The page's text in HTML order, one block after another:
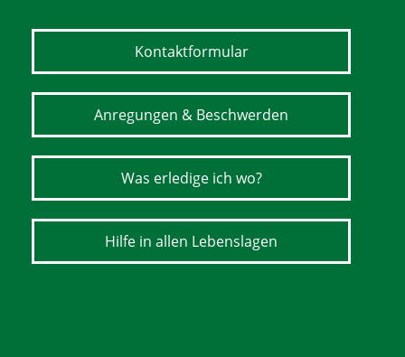
Kontaktformular
Anregungen & Beschwerden
Was erledige ich wo?
Hilfe in allen Lebenslagen